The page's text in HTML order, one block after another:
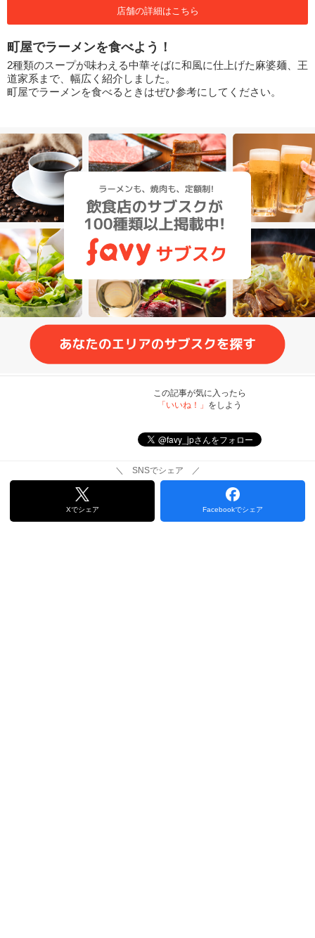
店舗の詳細はこちら
町屋でラーメンを食べよう！
2種類のスープが味わえる中華そばに和風に仕上げた麻婆麺、王
道家系まで、幅広く紹介しました。
町屋でラーメンを食べるときはぜひ参考にしてください。
この記事が気に入ったら
「いいね！」 をしよう
＼ SNSでシェア ／
Xでシェア Facebookでシェア